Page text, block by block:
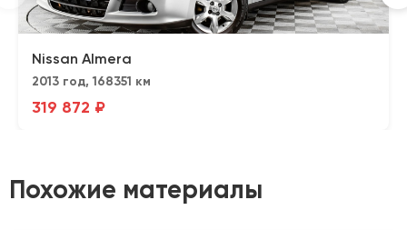
Nissan Almera
2013 год, 168351 км
319 872 ₽
Похожие материалы